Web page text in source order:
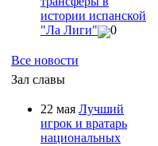
истории испанской
"Ла Лиги"
0
Все новости
Зал славы
22 мая Лучший
игрок и вратарь
национальных